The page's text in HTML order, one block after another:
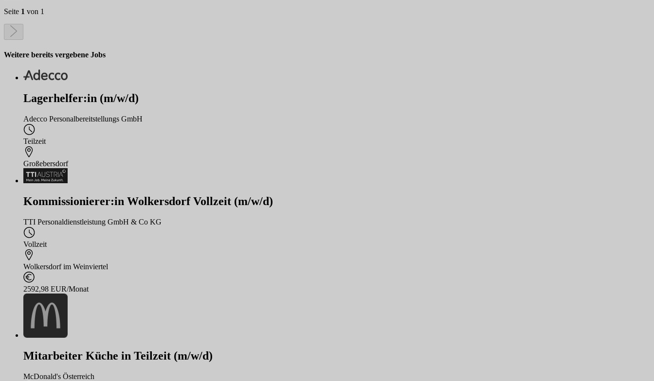
Seite 1 von 1
Weitere bereits vergebene Jobs
Lagerhelfer:in (m/w/d)
Adecco Personalbereitstellungs GmbH
Teilzeit
Großebersdorf
Kommissionierer:in Wolkersdorf Vollzeit (m/w/d)
TTI Personaldienstleistung GmbH & Co KG
Vollzeit
Wolkersdorf im Weinviertel
2592,98 EUR/Monat
Mitarbeiter Küche in Teilzeit (m/w/d)
McDonald's Österreich